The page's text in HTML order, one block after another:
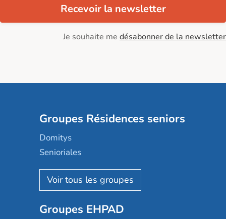
Recevoir la newsletter
Je souhaite me désabonner de la newsletter
Groupes Résidences seniors
Domitys
Senioriales
Nohée
Les Résidentiels
Mobicap
Groupes EHPAD